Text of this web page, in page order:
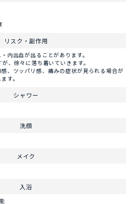
リスク・副作用
内出血が出ることがあります。
、徐々に落ち着いていきます。
、ツッパリ感、痛みの症状が見られる場合が
す。
シャワー
洗顔
メイク
入浴